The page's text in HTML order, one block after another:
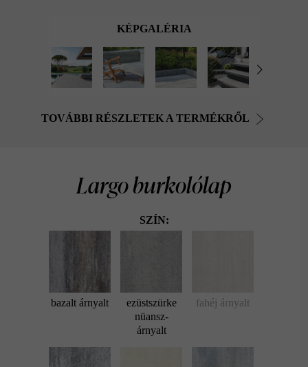
KÉPGALÉRIA
TOVÁBBI RÉSZLETEK A TERMÉKRŐL
Largo burkolólap
SZÍN:
bazalt árnyalt
ezüstszürke
nüansz-
árnyalt
fahéj árnyalt